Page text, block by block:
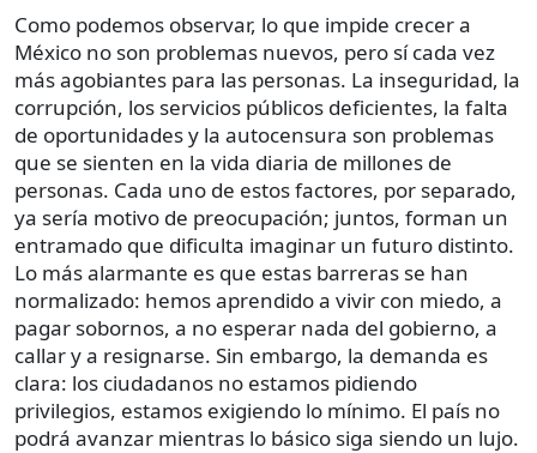
Como podemos observar, lo que impide crecer a
México no son problemas nuevos, pero sí cada vez
más agobiantes para las personas. La inseguridad, la
corrupción, los servicios públicos deficientes, la falta
de oportunidades y la autocensura son problemas
que se sienten en la vida diaria de millones de
personas. Cada uno de estos factores, por separado,
ya sería motivo de preocupación; juntos, forman un
entramado que dificulta imaginar un futuro distinto.
Lo más alarmante es que estas barreras se han
normalizado: hemos aprendido a vivir con miedo, a
pagar sobornos, a no esperar nada del gobierno, a
callar y a resignarse. Sin embargo, la demanda es
clara: los ciudadanos no estamos pidiendo
privilegios, estamos exigiendo lo mínimo. El país no
podrá avanzar mientras lo básico siga siendo un lujo.